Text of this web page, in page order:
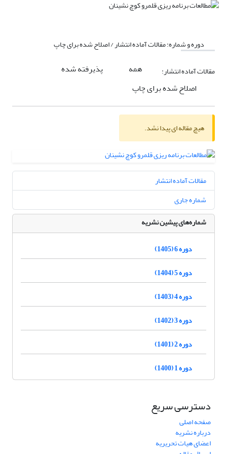
دوره و شماره:مقالات آماده انتشار / اصلاح شده برای چاپ
مقالات آماده انتشار:
همه
پذیرفته شده
اصلاح شده برای چاپ
هیچ مقاله ای پیدا نشد.
مقالات آماده انتشار
شماره جاری
شماره‌های پیشین نشریه
دوره 6 (1405)
دوره 5 (1404)
دوره 4 (1403)
دوره 3 (1402)
دوره 2 (1401)
دوره 1 (1400)
دسترسی سریع
صفحه اصلی
درباره نشریه
اعضای هیات تحریریه